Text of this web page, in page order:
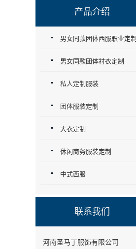
产品介绍
男女同款团体西服职业定制
男女同款团体衬衣定制
私人定制服装
团体服装定制
大衣定制
休闲商务服装定制
中式西服
联系我们
河南圣马丁服饰有限公司